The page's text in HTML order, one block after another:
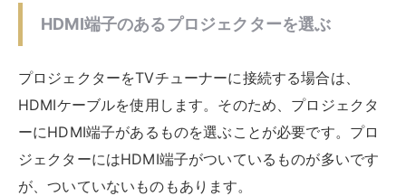
HDMI端子のあるプロジェクターを選ぶ
プロジェクターをTVチューナーに接続する場合は、
HDMIケーブルを使用します。そのため、プロジェクタ
ーにHDMI端子があるものを選ぶことが必要です。プロ
ジェクターにはHDMI端子がついているものが多いです
が、ついていないものもあります。